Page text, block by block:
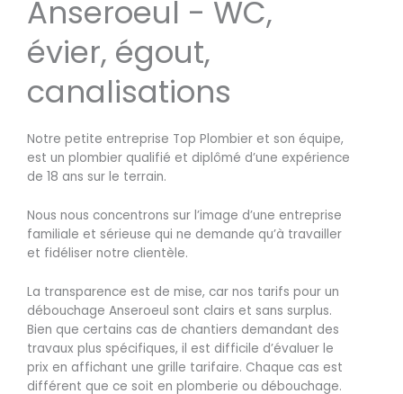
Anseroeul - WC,
évier, égout,
canalisations
Notre petite entreprise Top Plombier et son équipe,
est un plombier qualifié et diplômé d’une expérience
de 18 ans sur le terrain.
Nous nous concentrons sur l’image d’une entreprise
familiale et sérieuse qui ne demande qu’à travailler
et fidéliser notre clientèle.
La transparence est de mise, car nos tarifs pour un
débouchage Anseroeul sont clairs et sans surplus.
Bien que certains cas de chantiers demandant des
travaux plus spécifiques, il est difficile d’évaluer le
prix en affichant une grille tarifaire. Chaque cas est
différent que ce soit en plomberie ou débouchage.